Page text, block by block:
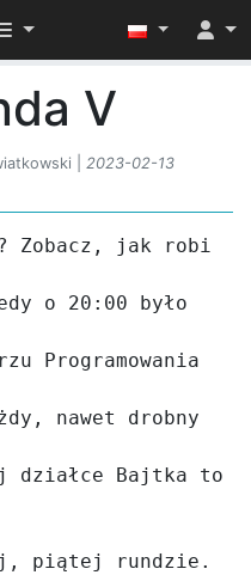
widoczność menu
V
| 2023-02-13
Zobacz, jak robi
o 20:00 było
Programowania
nawet drobny
działce Bajtka to
piątej rundzie.